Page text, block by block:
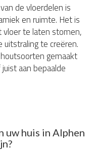
de vloerdelen is
en ruimte. Het is
vloer te laten stomen,
te creëren.
gemaakt
aan bepaalde
uw huis in Alphen